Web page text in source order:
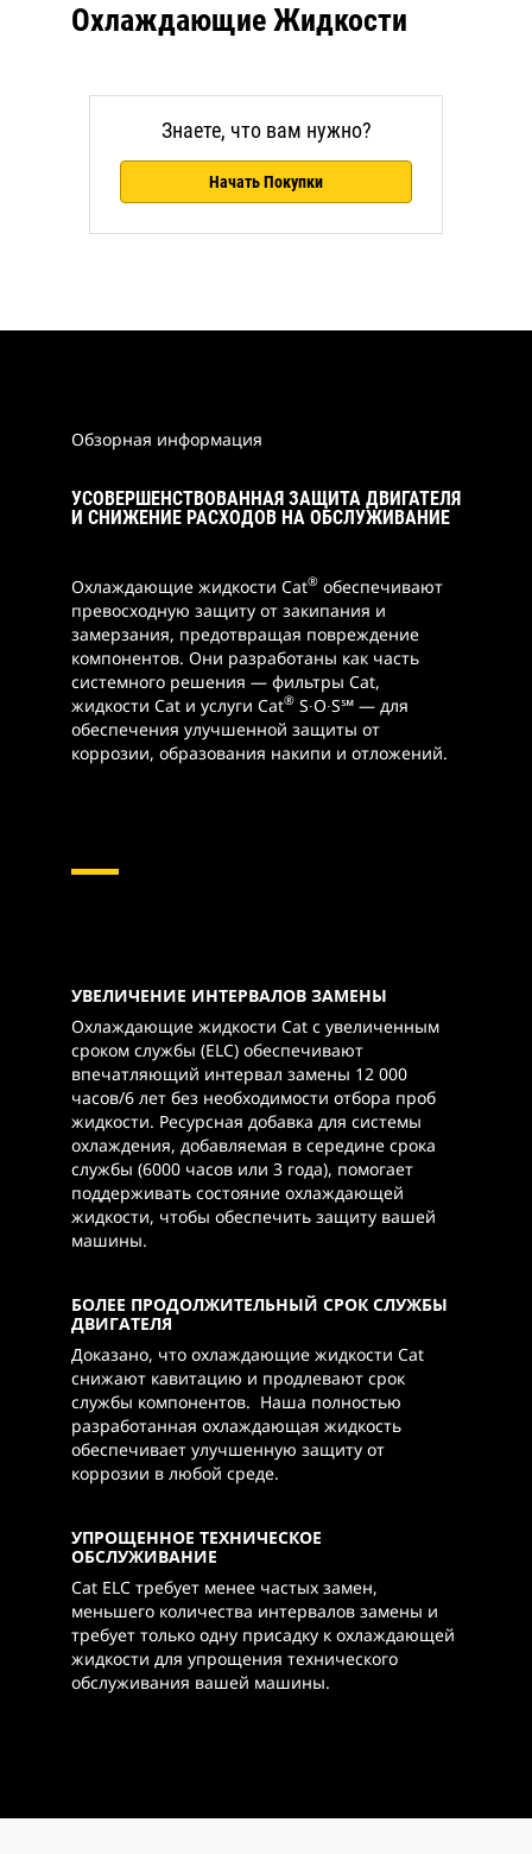
Охлаждающие Жидкости
Знаете, что вам нужно?
Начать Покупки
Обзорная информация
УСОВЕРШЕНСТВОВАННАЯ ЗАЩИТА ДВИГАТЕЛЯ
И СНИЖЕНИЕ РАСХОДОВ НА ОБСЛУЖИВАНИЕ
Охлаждающие жидкости Cat® обеспечивают
превосходную защиту от закипания и
замерзания, предотвращая повреждение
компонентов. Они разработаны как часть
системного решения — фильтры Cat,
жидкости Cat и услуги Cat® S∙O∙S℠ — для
обеспечения улучшенной защиты от
коррозии, образования накипи и отложений.
УВЕЛИЧЕНИЕ ИНТЕРВАЛОВ ЗАМЕНЫ
Охлаждающие жидкости Cat с увеличенным
сроком службы (ELC) обеспечивают
впечатляющий интервал замены 12 000
часов/6 лет без необходимости отбора проб
жидкости. Ресурсная добавка для системы
охлаждения, добавляемая в середине срока
службы (6000 часов или 3 года), помогает
поддерживать состояние охлаждающей
жидкости, чтобы обеспечить защиту вашей
машины.
БОЛЕЕ ПРОДОЛЖИТЕЛЬНЫЙ СРОК СЛУЖБЫ
ДВИГАТЕЛЯ
Доказано, что охлаждающие жидкости Cat
снижают кавитацию и продлевают срок
службы компонентов. Наша полностью
разработанная охлаждающая жидкость
обеспечивает улучшенную защиту от
коррозии в любой среде.
УПРОЩЕННОЕ ТЕХНИЧЕСКОЕ
ОБСЛУЖИВАНИЕ
Cat ELC требует менее частых замен,
меньшего количества интервалов замены и
требует только одну присадку к охлаждающей
жидкости для упрощения технического
обслуживания вашей машины.